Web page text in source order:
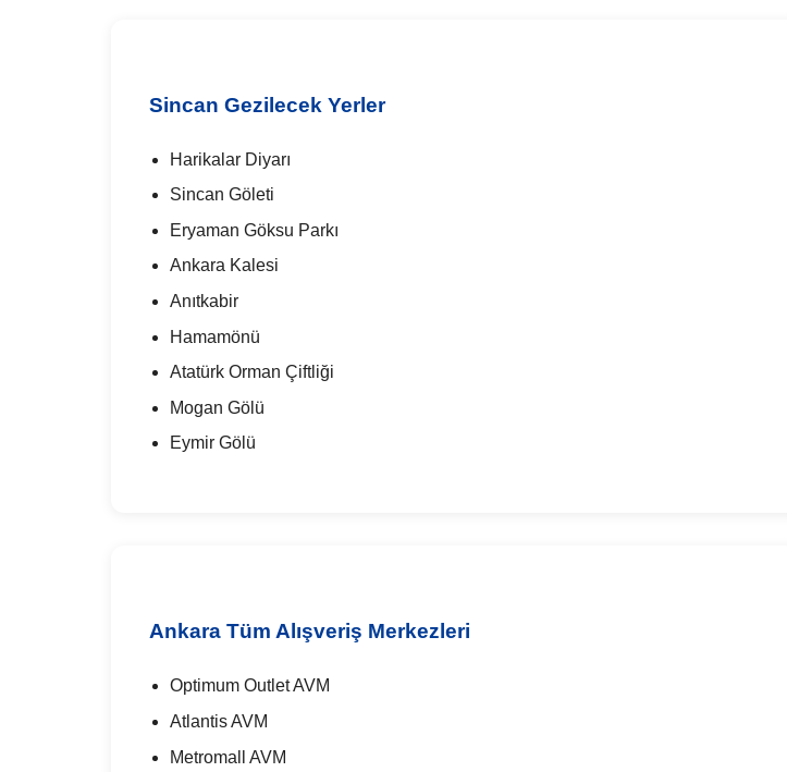
Sincan Gezilecek Yerler
Harikalar Diyarı
Sincan Göleti
Eryaman Göksu Parkı
Ankara Kalesi
Anıtkabir
Hamamönü
Atatürk Orman Çiftliği
Mogan Gölü
Eymir Gölü
Ankara Tüm Alışveriş Merkezleri
Optimum Outlet AVM
Atlantis AVM
Metromall AVM